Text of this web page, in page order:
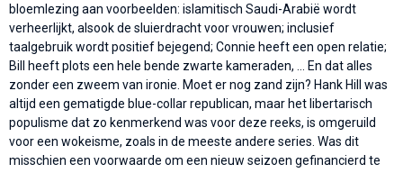
bloemlezing aan voorbeelden: islamitisch Saudi-Arabië wordt
verheerlijkt, alsook de sluierdracht voor vrouwen; inclusief
taalgebruik wordt positief bejegend; Connie heeft een open relatie;
Bill heeft plots een hele bende zwarte kameraden, ... En dat alles
zonder een zweem van ironie. Moet er nog zand zijn? Hank Hill was
altijd een gematigde blue-collar republican, maar het libertarisch
populisme dat zo kenmerkend was voor deze reeks, is omgeruild
voor een wokeisme, zoals in de meeste andere series. Was dit
misschien een voorwaarde om een nieuw seizoen gefinancierd te